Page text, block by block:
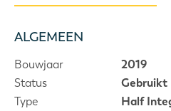
ALGEMEEN
Bouwjaar
2019
Status
Gebruikt
Type
Half